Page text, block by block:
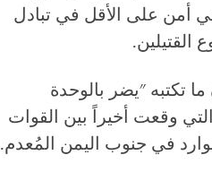
أمن على الأقل في تبادل
القتيلين.
تكتبه "يضر بالوحدة
وقعت أخيراً بين القوات
في جنوب اليمن المُعدم.